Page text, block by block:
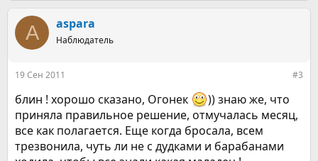
к
ц
и
A aspara
Наблюдатель
19 Сен 2011 #3
блин ! хорошо сказано, Огонек
)) знаю же, что
приняла правильное решение, отмучалась месяц,
все как полагается. Еще когда бросала, всем
трезвонила, чуть ли не с дудками и барабанами